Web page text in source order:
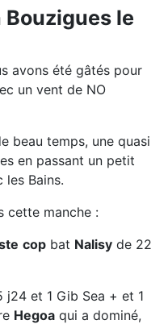
le
avons été gâtés pour
un vent de NO
beau temps, une quasi
en passant un petit
les Bains.
cette manche :
cop bat Nalisy de 22
j24 et 1 Gib Sea + et 1
Hegoa qui a dominé,